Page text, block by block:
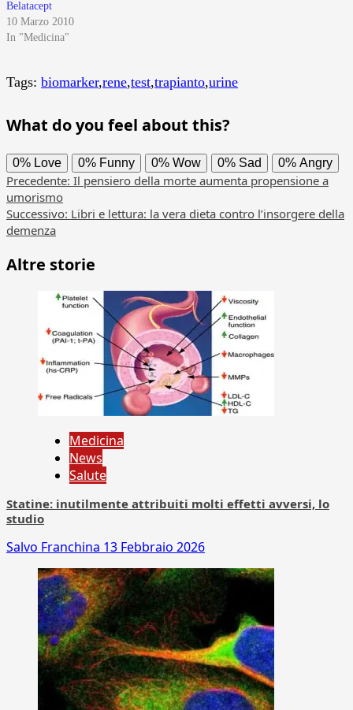
Belatacept
10 Marzo 2010
In "Medicina"
Tags: biomarker,rene,test,trapianto,urine
What do you feel about this?
0% Love 0% Funny 0% Wow 0% Sad 0% Angry
Navigazione
articolo
Precedente: Il pensiero della morte aumenta propensione a
umorismo
Successivo: Libri e lettura: la vera dieta contro l’insorgere della
demenza
Altre storie
Medicina
News
Salute
Statine: inutilmente attribuiti molti effetti avversi, lo
studio
Salvo Franchina 13 Febbraio 2026